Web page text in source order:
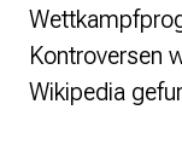
Kontroversen
Wikipedia